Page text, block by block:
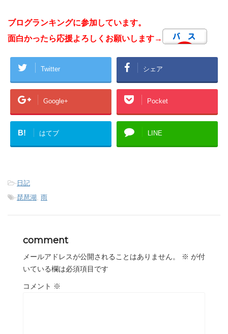
ブログランキングに参加しています。
面白かったら応援よろしくお願いします→
Twitter シェア
Google+ Pocket
B! はてブ LINE
-日記
-琵琶湖 雨
comment
メールアドレスが公開されることはありません。 ※ が付
いている欄は必須項目です
コメント ※